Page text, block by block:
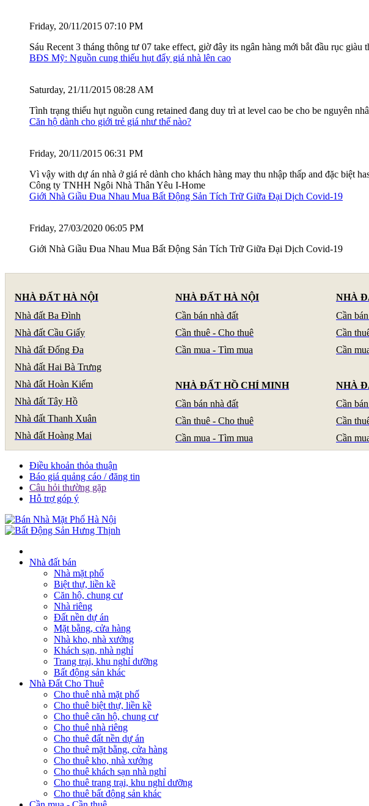
Friday, 20/11/2015 07:10 PM
Sáu Recent 3 tháng thông tư 07 take effect, giờ đây its ngân hàng mới bắt đầu rục
BĐS Mỹ: Nguồn cung thiếu hụt đẩy giá nhà lên cao
Saturday, 21/11/2015 08:28 AM
Tình trạng thiếu hụt nguồn cung retained đang duy trì at level cao be cho be nguyên
Căn hộ dành cho giới trẻ giá như thế nào?
Friday, 20/11/2015 06:31 PM
Vì vậy with dự án nhà ở giá rẻ dành cho khách hàng may thu nhập thấp and đặc biệt
Công ty TNHH Ngôi Nhà Thân Yêu I-Home
Giới Nhà Giầu Đua Nhau Mua Bất Động Sản Tích Trữ Giữa Đại Dịch Covid-19
Friday, 27/03/2020 06:05 PM
Giới Nhà Giầu Đua Nhau Mua Bất Động Sản Tích Trữ Giữa Đại Dịch Covid-19
NHÀ ĐẤT HÀ NỘI
Nhà đất Ba Đình
Nhà đất Cầu Giấy
Nhà đất Đống Đa
Nhà đất Hai Bà Trưng
Nhà đất Hoàn Kiếm
Nhà đất Tây Hồ
Nhà đất Thanh Xuân
Nhà đất Hoàng Mai
NHÀ ĐẤT HÀ NỘI
Cần bán nhà đất
Cần thuê - Cho thuê
Cần mua - Tìm mua
NHÀ ĐẤT HỒ CHÍ MINH
Cần bán nhà đất
Cần thuê - Cho thuê
Cần mua - Tìm mua
NHÀ
Cần
Cần
Cần
NHÀ
Cần
Cần
Cần
Điều khoản thỏa thuận
Báo giá quảng cáo / đăng tin
Câu hỏi thường gặp
Hỗ trợ góp ý
Nhà đất bán
Nhà mặt phố
Biệt thự, liền kề
Căn hộ, chung cư
Nhà riêng
Đất nền dự án
Mặt bằng, cửa hàng
Nhà kho, nhà xưởng
Khách sạn, nhà nghỉ
Trang trại, khu nghỉ dưỡng
Bất động sản khác
Nhà Đất Cho Thuê
Cho thuê nhà mặt phố
Cho thuê biệt thự, liền kề
Cho thuê căn hộ, chung cư
Cho thuê nhà riêng
Cho thuê đất nền dự án
Cho thuê mặt bằng, cửa hàng
Cho thuê kho, nhà xưởng
Cho thuê khách sạn nhà nghỉ
Cho thuê trang trại, khu nghỉ dưỡng
Cho thuê bất động sản khác